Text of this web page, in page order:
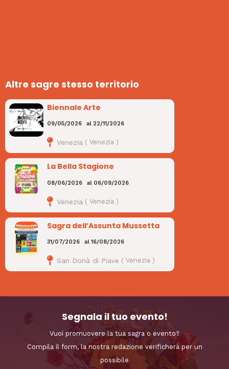
Altre sagre stesso territorio
Biennale Arte
09/05/2026 al 22/11/2026
Venezia ( Venezia)
La Bella Stagione
08/06/2026 al 06/09/2026
Venezia ( Venezia )
Sagra dell’Assunta Mussetta
31/07/2026 al 16/08/2026
San Donà di Piave ( Venezia)
Segnala il tuo evento!
Vuoi promuovere la tua sagra o evento?
Compila il form, la nostra redazione verificherà per un
possibile